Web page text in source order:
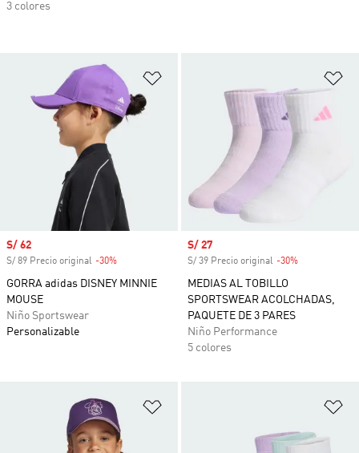
Precio de venta
S/ 62
S/ 89 Precio original -30%
GORRA adidas DISNEY MINNIE
MOUSE
Niño Sportswear
Personalizable
Precio de venta
S/ 27
S/ 39 Precio original -30%
MEDIAS AL TOBILLO
SPORTSWEAR ACOLCHADAS,
PAQUETE DE 3 PARES
Niño Performance
5 colores
3 colores